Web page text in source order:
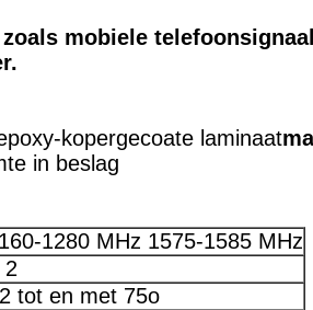
mobiele
kopergecoate laminaat
in beslag
1280 MHz 1575-1585 MHz
2
tot en met 75o